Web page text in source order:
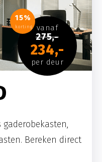
15%
korting vanaf
275,-
234,-
per deur
Bereken direct